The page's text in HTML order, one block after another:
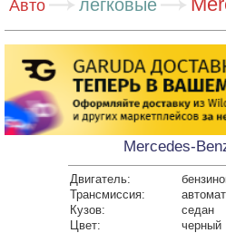
Авто легковые
Mercedes-
Двигатель:
Трансмиссия:
Кузов:
седан
Цвет:
черный